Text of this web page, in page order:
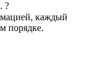
?
каждый
порядке.